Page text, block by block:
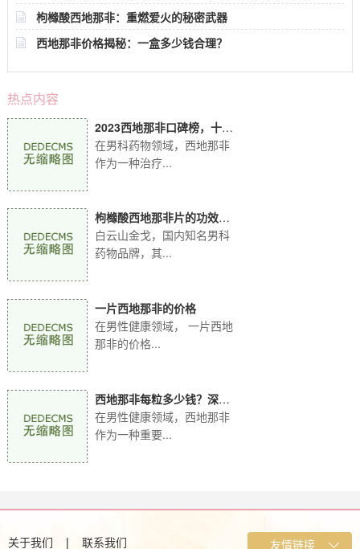
枸橼酸西地那非：重燃爱火的秘密武器
西地那非价格揭秘：一盒多少钱合理？
热点内容
2023西地那非口碑榜，十大
品牌实力比拼！
在男科药物领域，西地那非
作为一种治疗...
枸橼酸西地那非片的功效：
全方位解读白云山金
白云山金戈，国内知名男科
药物品牌，其...
一片西地那非的价格
在男性健康领域， 一片西地
那非的价格...
西地那非每粒多少钱？深入
解析白云山金戈价格
在男性健康领域，西地那非
作为一种重要...
关于我们 | 联系我们